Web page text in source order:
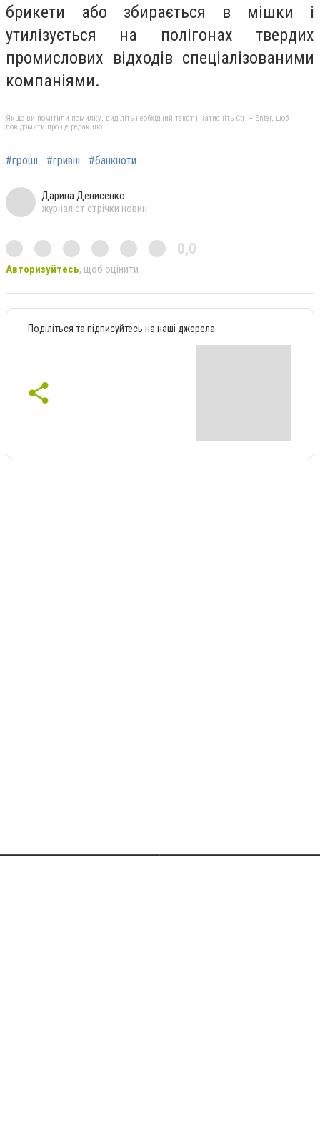
брикети або збирається в мішки і
утилізується на полігонах твердих
промислових відходів спеціалізованими
компаніями.
Якщо ви помітили помилку, виділіть необхідний текст і натисніть Ctrl + Enter, щоб
повідомити про це редакцію
#гроші #гривні #банкноти
Дарина Денисенко
журналіст стрічки новин
0,0
Авторизуйтесь, щоб оцінити
Поділіться та підписуйтесь на наші джерела